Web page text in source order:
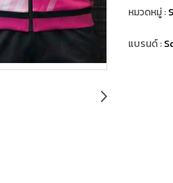
หมวดหมู่ :
แบรนด์ :